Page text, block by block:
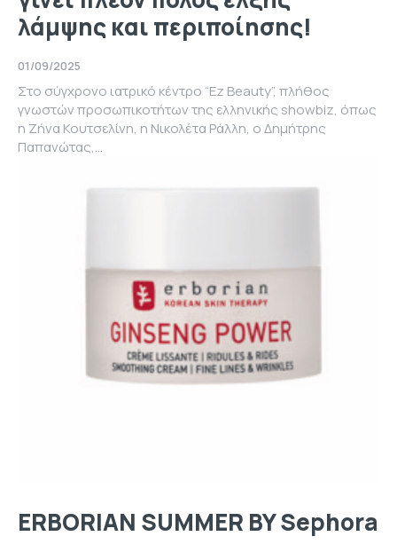
λάμψης και περιποίησης!
01/09/2025
Στο σύγχρονο ιατρικό κέντρο “Ez Beauty”, πλήθος
γνωστών προσωπικοτήτων της ελληνικής showbiz, όπως
η Ζήνα Κουτσελίνη, η Νικολέτα Ράλλη, ο Δημήτρης
Παπανώτας,...
ERBORIAN SUMMER BY Sephora